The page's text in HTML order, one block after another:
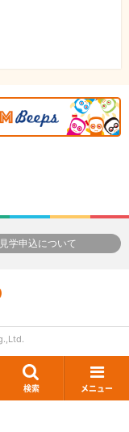
検索 メニュー
見学申込について